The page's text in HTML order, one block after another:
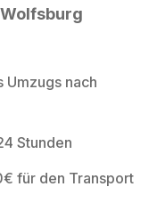
nach
Stunden
für den Transport